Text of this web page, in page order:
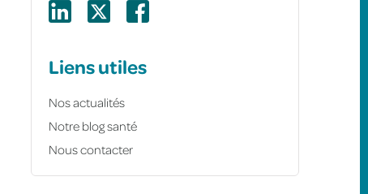
Liens utiles
Nos actualités
Notre blog santé
Nous contacter